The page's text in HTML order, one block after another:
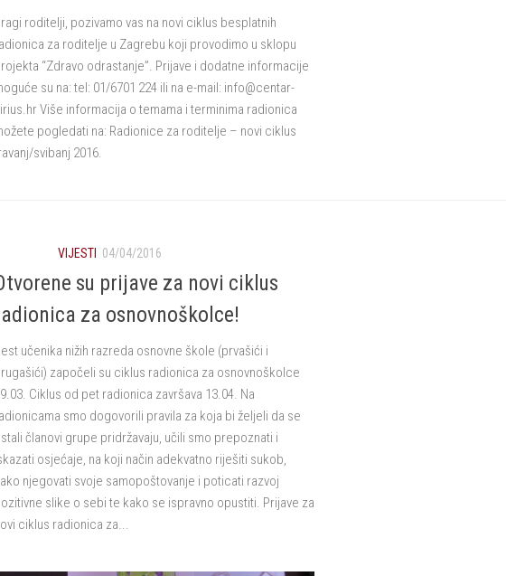
roditelji, pozivamo vas na novi ciklus besplatnih
za roditelje u Zagrebu koji provodimo u sklopu
“Zdravo odrastanje”. Prijave i dodatne informacije
su na: tel: 01/6701 224 ili na e-mail: info@centar-
Više informacija o temama i terminima radionica
pogledati na: Radionice za roditelje – novi ciklus
svibanj 2016.
VIJESTI 04/04/2016
su prijave za novi ciklus
za osnovnoškolce!
učenika nižih razreda osnovne škole (prvašići i
započeli su ciklus radionica za osnovnoškolce
Ciklus od pet radionica završava 13.04. Na
smo dogovorili pravila za koja bi željeli da se
članovi grupe pridržavaju, učili smo prepoznati i
osjećaje, na koji način adekvatno riješiti sukob,
njegovati svoje samopoštovanje i poticati razvoj
slike o sebi te kako se ispravno opustiti. Prijave za
ciklus radionica za...